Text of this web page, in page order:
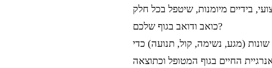
בידיים מיומנות, שיטפל בכל חלק
כואב ודואב בגוף שלכם?
(מגע, נשימה, קול, תנועה) כדי
החיים בגוף המטופל וכתוצאה